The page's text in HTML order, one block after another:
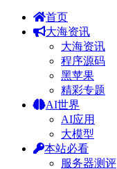
首页
大海资讯
大海资讯
程序源码
黑苹果
精彩专题
AI世界
AI应用
大模型
本站必看
服务器测评